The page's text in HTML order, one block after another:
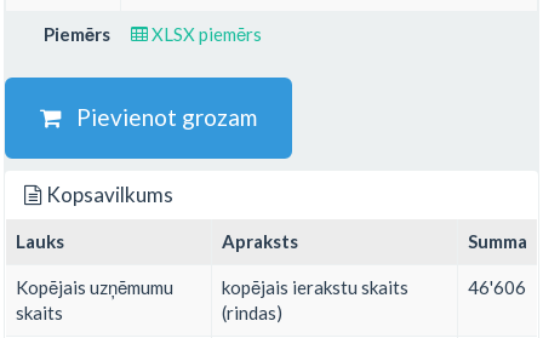
Piemērs XLSX piemērs
Pievienot grozam
Kopsavilkums
Lauks Apraksts Summa
Kopējais uzņēmumu
skaits
kopējais ierakstu skaits
(rindas)
46'606